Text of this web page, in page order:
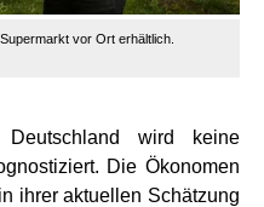
vor Ort erhältlich.
wird keine
Die Ökonomen
ihrer aktuellen Schätzung